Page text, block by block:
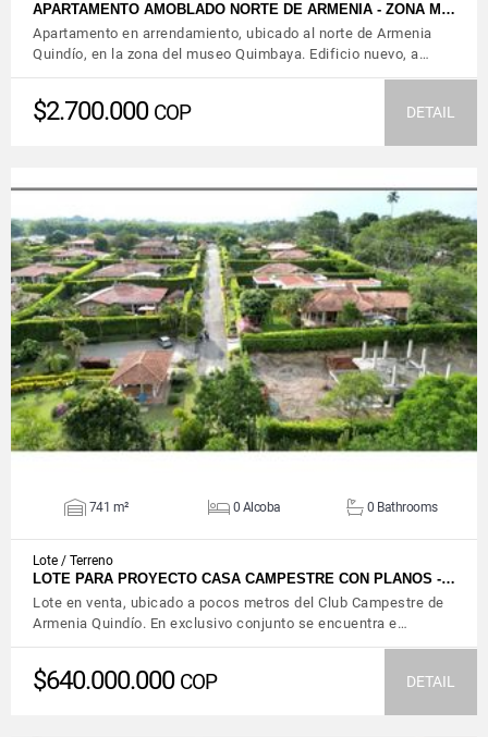
APARTAMENTO AMOBLADO NORTE DE ARMENIA - ZONA M…
Apartamento en arrendamiento, ubicado al norte de Armenia
Quindío, en la zona del museo Quimbaya. Edificio nuevo, a…
$2.700.000 COP DETAIL
VIEW DETAILS
741 m² 0 Alcoba 0 Bathrooms
Lote / Terreno
LOTE PARA PROYECTO CASA CAMPESTRE CON PLANOS -…
Lote en venta, ubicado a pocos metros del Club Campestre de
Armenia Quindío. En exclusivo conjunto se encuentra e…
$640.000.000 COP DETAIL